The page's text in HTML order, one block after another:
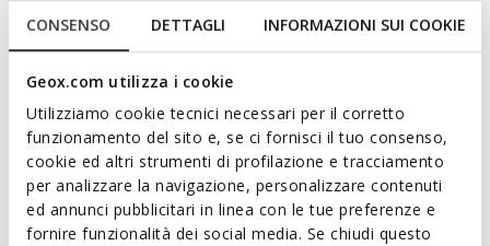
CONSENSO DETTAGLI INFORMAZIONI SUI COOKIE
Geox.com utilizza i cookie
Utilizziamo cookie tecnici necessari per il corretto
funzionamento del sito e, se ci fornisci il tuo consenso,
cookie ed altri strumenti di profilazione e tracciamento
per analizzare la navigazione, personalizzare contenuti
ed annunci pubblicitari in linea con le tue preferenze e
fornire funzionalità dei social media. Se chiudi questo